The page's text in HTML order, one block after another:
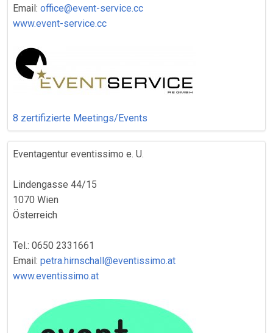
Email: office@event-service.cc
www.event-service.cc
8 zertifizierte Meetings/Events
Eventagentur eventissimo e. U.
Lindengasse 44/15
1070 Wien
Österreich
Tel.: 0650 2331661
Email: petra.hirnschall@eventissimo.at
www.eventissimo.at